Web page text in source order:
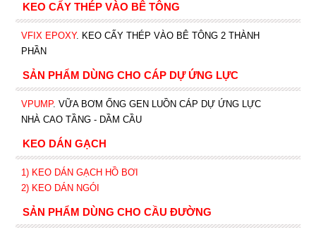
KEO CẤY THÉP VÀO BÊ TÔNG
VFIX EPOXY. KEO CẤY THÉP VÀO BÊ TÔNG 2 THÀNH
PHẦN
SẢN PHẨM DÙNG CHO CÁP DỰ ỨNG LỰC
VPUMP. VỮA BƠM ỐNG GEN LUỒN CÁP DỰ ỨNG LỰC
NHÀ CAO TẦNG - DẦM CẦU
KEO DÁN GẠCH
1) KEO DÁN GẠCH HỒ BƠI
2) KEO DÁN NGÓI
SẢN PHẨM DÙNG CHO CẦU ĐƯỜNG